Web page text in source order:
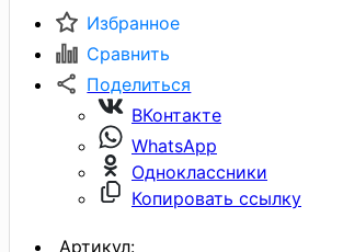
Избранное
Сравнить
Поделиться
ВКонтакте
WhatsApp
Одноклассники
Копировать ссылку
Артикул: